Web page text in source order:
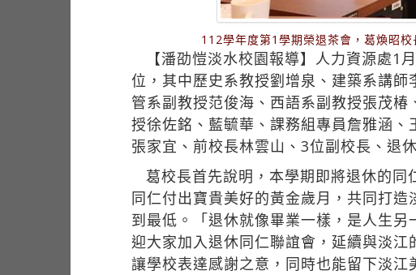
112學年度第1學期榮退茶會，葛煥昭
【潘劭愷淡水校園報導】人力資源處
位，其中歷史系教授劉增泉、建築系講
管系副教授范俊海、西語系副教授張茂
授徐佐銘、藍毓華、課務組專員詹雅涵
張家宜、前校長林雲山、3位副校長、退
葛校長首先說明，本學期即將退休的
同仁付出寶貴美好的黃金歲月，共同打
到最低。「退休就像畢業一樣，是人生
迎大家加入退休同仁聯誼會，延續與淡
讓學校表達感謝之意，同時也能留下淡